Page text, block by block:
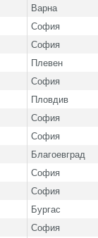
Варна
София
София
Плевен
София
Пловдив
София
София
Благоевград
София
София
Бургас
София